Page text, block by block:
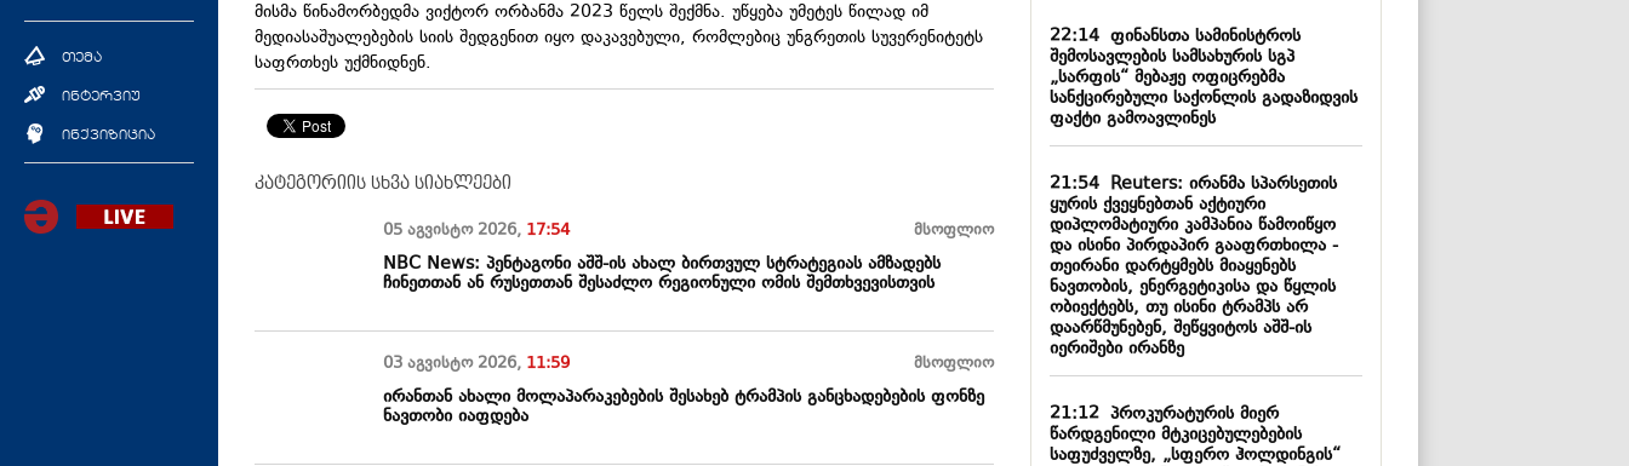
თემა
ინტერვიუ
ინქვიზიცია
მისმა წინამორბედმა ვიქტორ ორბანმა 2023 წელს შექმნა. უწყება უმეტეს წილად იმ
მედიასაშუალებების სიის შედგენით იყო დაკავებული, რომლებიც უნგრეთის სუვერენიტეტს
საფრთხეს უქმნიდნენ.
კატეგორიის სხვა სიახლეები
05 აგვისტო 2026, 17:54 მსოფლიო
NBC News: პენტაგონი აშშ-ის ახალ ბირთვულ სტრატეგიას ამზადებს
ჩინეთთან ან რუსეთთან შესაძლო რეგიონული ომის შემთხვევისთვის
03 აგვისტო 2026, 11:59 მსოფლიო
ირანთან ახალი მოლაპარაკებების შესახებ ტრამპის განცხადებების ფონზე
ნავთობი იაფდება
22:14ფინანსთა სამინისტროს
შემოსავლების სამსახურის სგპ
„სარფის“ მებაჟე ოფიცრებმა
სანქცირებული საქონლის გადაზიდვის
ფაქტი გამოავლინეს
21:54Reuters: ირანმა სპარსეთის
ყურის ქვეყნებთან აქტიური
დიპლომატიური კამპანია წამოიწყო
და ისინი პირდაპირ გააფრთხილა -
თეირანი დარტყმებს მიაყენებს
ნავთობის, ენერგეტიკისა და წყლის
ობიექტებს, თუ ისინი ტრამპს არ
დაარწმუნებენ, შეწყვიტოს აშშ-ის
იერიშები ირანზე
21:12პროკურატურის მიერ
წარდგენილი მტკიცებულებების
საფუძველზე, „სფერო ჰოლდინგის“